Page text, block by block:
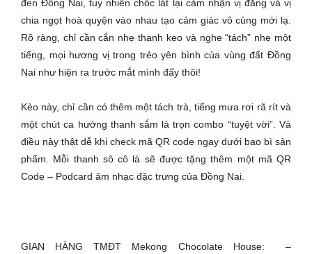
đen Đồng Nai, tuy nhiên chốc lát lại cảm nhận vị đắng và vị
chia ngọt hoà quyện vào nhau tạo cảm giác vô cùng mới lạ.
Rõ ràng, chỉ cần cắn nhẹ thanh kẹo và nghe “tách” nhẹ một
tiếng, mọi hương vị trong trẻo yên bình của vùng đất Đồng
Nai như hiện ra trước mắt mình đấy thôi!
Kèo này, chỉ cần có thêm một tách trà, tiếng mưa rơi rã rít và
một chút ca hưởng thanh sắm là trọn combo “tuyệt vời”. Và
điều này thật dễ khi check mã QR code ngay dưới bao bì sản
phẩm. Mỗi thanh sô cô là sẽ được tặng thêm một mã QR
Code – Podcard âm nhạc đặc trưng của Đồng Nai.
GIAN HÀNG TMĐT Mekong Chocolate House: –